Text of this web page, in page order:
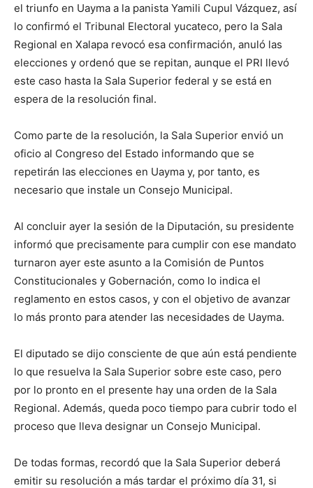
el triunfo en Uayma a la panista Yamili Cupul Vázquez, así
lo confirmó el Tribunal Electoral yucateco, pero la Sala
Regional en Xalapa revocó esa confirmación, anuló las
elecciones y ordenó que se repitan, aunque el PRI llevó
este caso hasta la Sala Superior federal y se está en
espera de la resolución final.
Como parte de la resolución, la Sala Superior envió un
oficio al Congreso del Estado informando que se
repetirán las elecciones en Uayma y, por tanto, es
necesario que instale un Consejo Municipal.
Al concluir ayer la sesión de la Diputación, su presidente
informó que precisamente para cumplir con ese mandato
turnaron ayer este asunto a la Comisión de Puntos
Constitucionales y Gobernación, como lo indica el
reglamento en estos casos, y con el objetivo de avanzar
lo más pronto para atender las necesidades de Uayma.
El diputado se dijo consciente de que aún está pendiente
lo que resuelva la Sala Superior sobre este caso, pero
por lo pronto en el presente hay una orden de la Sala
Regional. Además, queda poco tiempo para cubrir todo el
proceso que lleva designar un Consejo Municipal.
De todas formas, recordó que la Sala Superior deberá
emitir su resolución a más tardar el próximo día 31, si